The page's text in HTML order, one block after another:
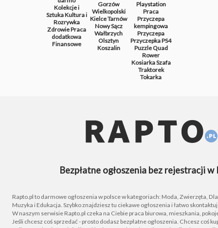
Kolekcje i
SztukaKultura i
Rozrywka
ZdrowiePraca
dodatkowa
Finansowe
Gorzów
Wielkopolski
KielceTarnów
Nowy Sącz
Wałbrzych
Olsztyn
Koszalin
Playstation
Praca
Przyczepa
kempingowa
Przyczepa
PrzyczepkaPS4
PuzzleQuad
Rower
KosiarkaSzafa
Traktorek
Tokarka
Bezpłatne ogłoszenia bez rejestracji w
Rapto.pl to darmowe ogłoszenia w polsce w kategoriach: Moda, Zwierzęta, Dla
Muzyka i Edukacja. Szybko znajdziesz tu ciekawe ogłoszenia i łatwo
W naszym serwisie Rapto.pl czeka na Ciebie praca biurowa, mieszkania,
Jeśli chcesz coś sprzedać - prosto dodasz bezpłatne ogłoszenia. Chcesz coś